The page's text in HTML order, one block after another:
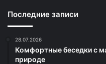
Последние записи
28.07.2026
Комфортные беседки с
природе